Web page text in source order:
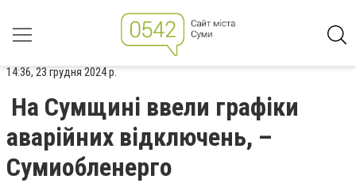
14:36, 23 грудня 2024 р.
На Сумщині ввели графіки
аварійних відключень, –
Сумиобленерго